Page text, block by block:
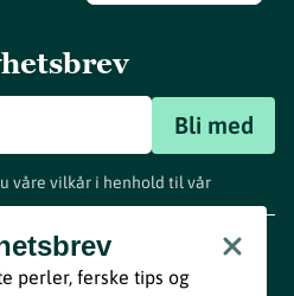
Bli med
våre vilkår i henhold til vår
perler, ferske tips og